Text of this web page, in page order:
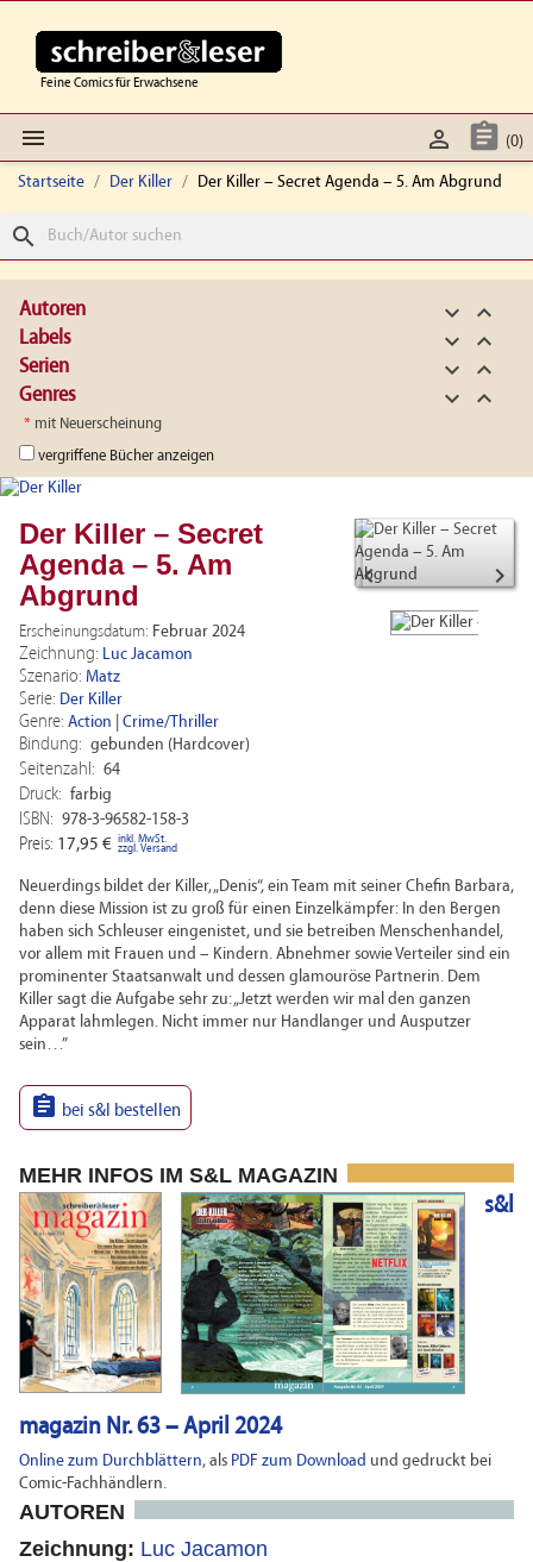
Feine Comics für Erwachsene
  (0)

Startseite Der Killer Der Killer – Secret Agenda – 5. Am Abgrund
search
Autoren  
Labels  
Serien  
Genres  
* mit Neuerscheinung
vergriffene Bücher anzeigen
 
Der Killer – Secret
Agenda – 5. Am
Abgrund
Erscheinungsdatum: Februar 2024
Zeichnung: Luc Jacamon
Szenario: Matz
Serie: Der Killer
Genre: Action Crime/Thriller
Bindung: gebunden (Hardcover)
Seitenzahl: 64
Druck: farbig
ISBN: 978-3-96582-158-3
Preis: 17,95 € inkl. MwSt.
zzgl. Versand
Neuerdings bildet der Killer, „Denis“, ein Team mit seiner Chefin Barbara,
denn diese Mission ist zu groß für einen Einzelkämpfer: In den Bergen
haben sich Schleuser eingenistet, und sie betreiben Menschenhandel,
vor allem mit Frauen und – Kindern. Abnehmer sowie Verteiler sind ein
prominenter Staatsanwalt und dessen glamouröse Partnerin. Dem
Killer sagt die Aufgabe sehr zu: „Jetzt werden wir mal den ganzen
Apparat lahmlegen. Nicht immer nur Handlanger und Ausputzer
sein…”
 bei s&l bestellen
MEHR INFOS IM S&L MAGAZIN
s&l
magazin Nr. 63 – April 2024
Online zum Durchblättern, als PDF zum Download und gedruckt bei
Comic-Fachhändlern.
AUTOREN
Zeichnung: Luc Jacamon